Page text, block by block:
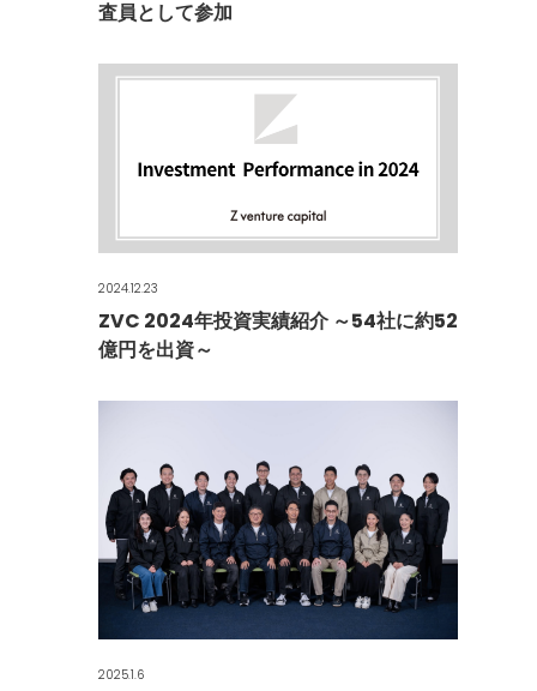
査員として参加
2024.12.23
ZVC 2024年投資実績紹介 ～54社に約52
億円を出資～
2025.1.6